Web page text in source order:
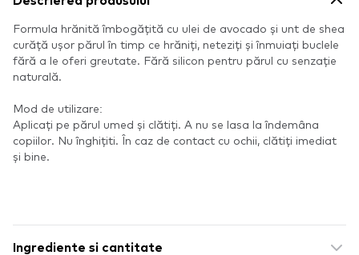
Formula hrănită îmbogățită cu ulei de avocado și unt de shea
curăță ușor părul în timp ce hrăniți, neteziți și înmuiați buclele
fără a le oferi greutate. Fără silicon pentru părul cu senzație
naturală.
Mod de utilizare:
Aplicați pe părul umed și clătiți. A nu se lasa la îndemâna
copiilor. Nu înghițiti. În caz de contact cu ochii, clătiți imediat
și bine.
Ingrediente si cantitate